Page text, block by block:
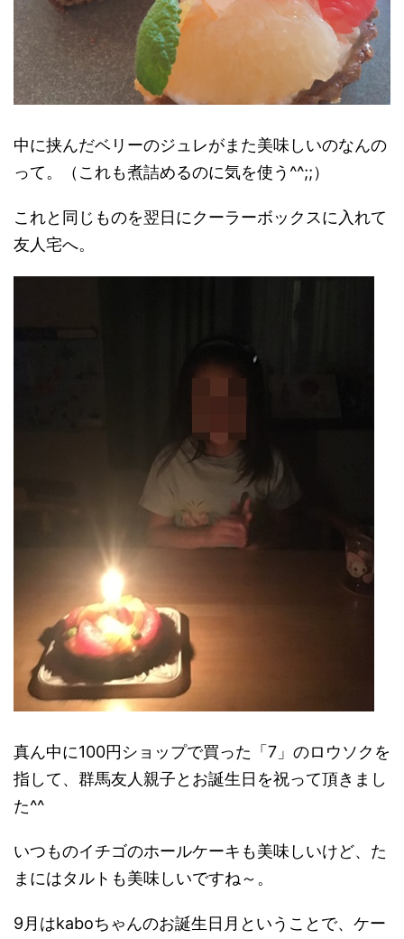
中に挟んだベリーのジュレがまた美味しいのなんの
って。（これも煮詰めるのに気を使う^^;;）
これと同じものを翌日にクーラーボックスに入れて
友人宅へ。
真ん中に100円ショップで買った「7」のロウソクを
指して、群馬友人親子とお誕生日を祝って頂きまし
た^^
いつものイチゴのホールケーキも美味しいけど、た
まにはタルトも美味しいですね～。
9月はkaboちゃんのお誕生日月ということで、ケー